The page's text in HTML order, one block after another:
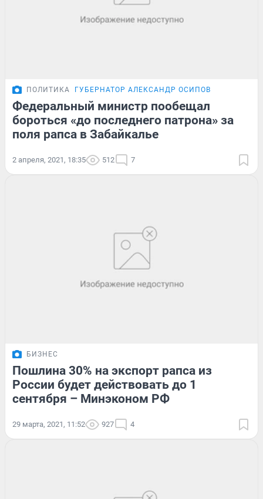
ПОЛИТИКА ГУБЕРНАТОР АЛЕКСАНДР ОСИПОВ
Федеральный министр пообещал
бороться «до последнего патрона» за
поля рапса в Забайкалье
2 апреля, 2021, 18:35 512 7
БИЗНЕС
Пошлина 30% на экспорт рапса из
России будет действовать до 1
сентября – Минэконом РФ
29 марта, 2021, 11:52 927 4